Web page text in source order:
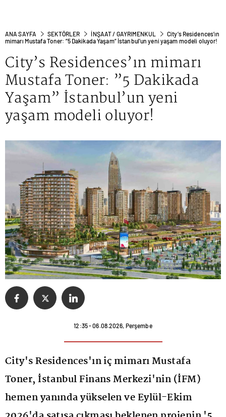
ANA SAYFA SEKTÖRLER İNŞAAT / GAYRIMENKUL
City’s Residences’ın
mimarı Mustafa Toner: ”5 Dakikada Yaşam” İstanbul’un yeni yaşam modeli oluyor!
City’s Residences’ın mimarı
Mustafa Toner: ”5 Dakikada
Yaşam” İstanbul’un yeni
yaşam modeli oluyor!
12:35 - 06.08.2026, Perşembe
City's Residences'ın iç mimarı Mustafa
Toner, İstanbul Finans Merkezi'nin (İFM)
hemen yanında yükselen ve Eylül-Ekim